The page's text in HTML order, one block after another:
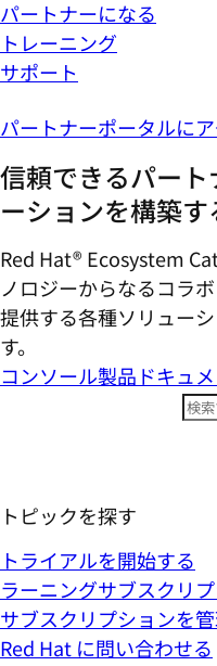
パートナーになる
トレーニング
サポート
パートナーポータルに
信頼できるパー
ーションを構築す
Red Hat® Ecosystem
ノロジーからなるコラ
提供する各種ソリュー
す。
コンソール製品ドキュ
トピックを探す
トライアルを開始する
ラーニングサブスクリ
サブスクリプションを
Red Hat に問い合わせる